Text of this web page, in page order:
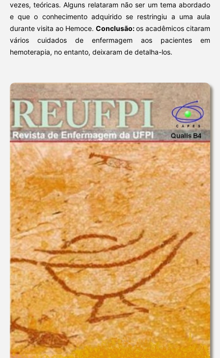
vezes, teóricas. Alguns relataram não ser um tema abordado
e que o conhecimento adquirido se restringiu a uma aula
durante visita ao Hemoce. Conclusão:os acadêmicos citaram
vários cuidados de enfermagem aos pacientes em
hemoterapia, no entanto, deixaram de detalha-los.